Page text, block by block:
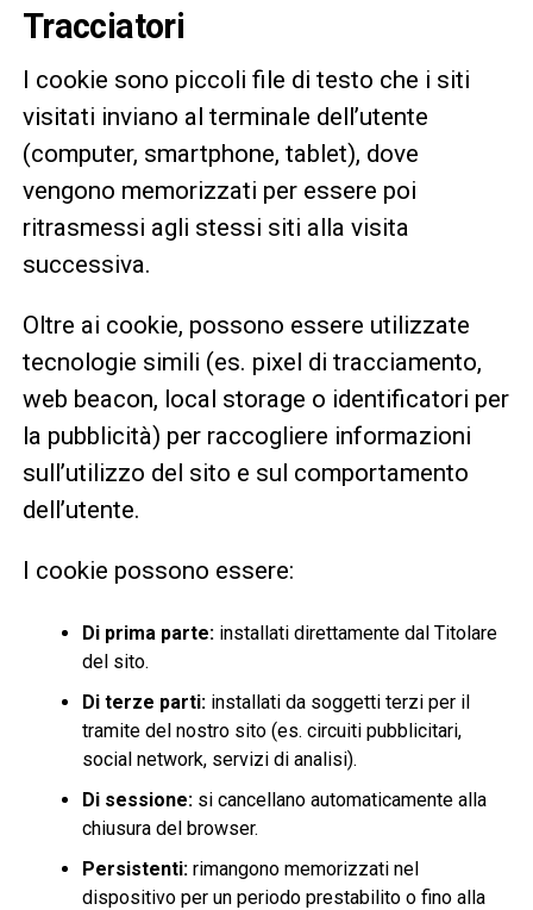
Tracciatori
I cookie sono piccoli file di testo che i siti
visitati inviano al terminale dell’utente
(computer, smartphone, tablet), dove
vengono memorizzati per essere poi
ritrasmessi agli stessi siti alla visita
successiva.
Oltre ai cookie, possono essere utilizzate
tecnologie simili (es. pixel di tracciamento,
web beacon, local storage o identificatori per
la pubblicità) per raccogliere informazioni
sull’utilizzo del sito e sul comportamento
dell’utente.
I cookie possono essere:
Di prima parte:installati direttamente dal Titolare
del sito.
Di terze parti:installati da soggetti terzi per il
tramite del nostro sito (es. circuiti pubblicitari,
social network, servizi di analisi).
Di sessione:si cancellano automaticamente alla
chiusura del browser.
Persistenti:rimangono memorizzati nel
dispositivo per un periodo prestabilito o fino alla